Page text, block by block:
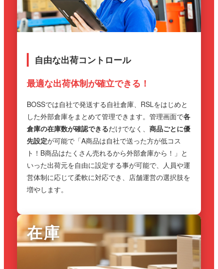
自由な出荷コントロール
最適な出荷体制が確立できる！
BOSSでは自社で発送する自社倉庫、RSLをはじめと
した外部倉庫をまとめて管理できます。管理画面で各
倉庫の在庫数が確認できるだけでなく、 商品ごとに優
先設定が可能で「A商品は自社で送った方が低コス
ト！B商品はたくさん売れるから外部倉庫から！」と
いった出荷元を自由に設定する事が可能で、人員や運
営体制に応じて柔軟に対応でき、店舗運営の選択肢を
増やします。
在庫